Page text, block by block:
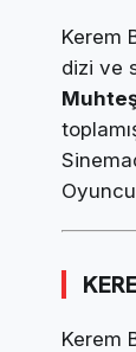
Kerem
dizi ve
Kerem